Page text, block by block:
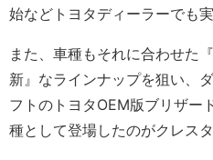
始などトヨタディーラーでも
また、車種もそれに合わせた
新』なラインナップを狙い、
フトのトヨタOEM版ブリザー
種として登場したのがクレスタ